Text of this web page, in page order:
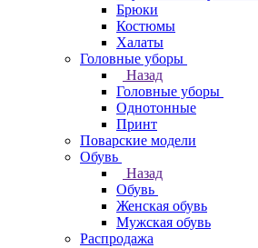
Брюки
Костюмы
Халаты
Головные уборы
Назад
Головные уборы
Однотонные
Принт
Поварские модели
Обувь
Назад
Обувь
Женская обувь
Мужская обувь
Распродажа